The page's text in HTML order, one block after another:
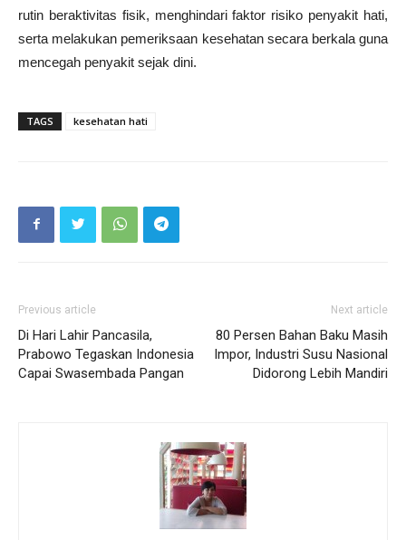
rutin beraktivitas fisik, menghindari faktor risiko penyakit hati,
serta melakukan pemeriksaan kesehatan secara berkala guna
mencegah penyakit sejak dini.
TAGS kesehatan hati
Previous article
Di Hari Lahir Pancasila,
Prabowo Tegaskan Indonesia
Capai Swasembada Pangan
Next article
80 Persen Bahan Baku Masih
Impor, Industri Susu Nasional
Didorong Lebih Mandiri